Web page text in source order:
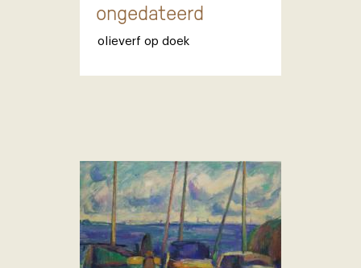
ongedateerd
olieverf op doek